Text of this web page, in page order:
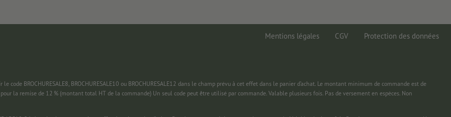
Mentions légales CGV Protection des données
BROCHURESALE8, BROCHURESALE10 ou BROCHURESALE12 dans le champ prévu à cet effet dans le panier d’achat. Le montant minimum de commande est de
la remise de 12 % (montant total HT de la commande) Un seul code peut être utilisé par commande. Valable plusieurs fois. Pas de versement en espèces. Non